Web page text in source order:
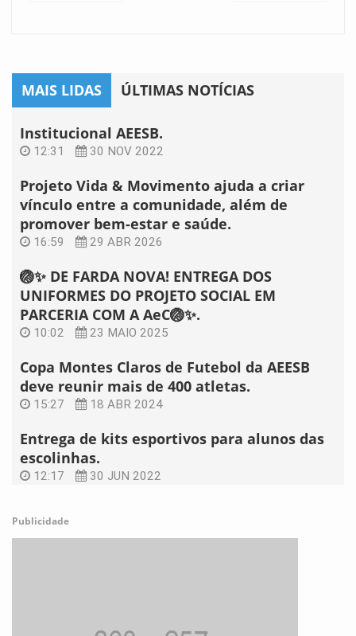
MAIS LIDAS ÚLTIMAS NOTÍCIAS
Institucional AEESB.
12:31 30 NOV 2022
Projeto Vida & Movimento ajuda a criar
vínculo entre a comunidade, além de
promover bem-estar e saúde.
16:59 29 ABR 2026
🏐✨ DE FARDA NOVA! ENTREGA DOS
UNIFORMES DO PROJETO SOCIAL EM
PARCERIA COM A AeC🏐✨.
10:02 23 MAIO 2025
Copa Montes Claros de Futebol da AEESB
deve reunir mais de 400 atletas.
15:27 18 ABR 2024
Entrega de kits esportivos para alunos das
escolinhas.
12:17 30 JUN 2022
Publicidade